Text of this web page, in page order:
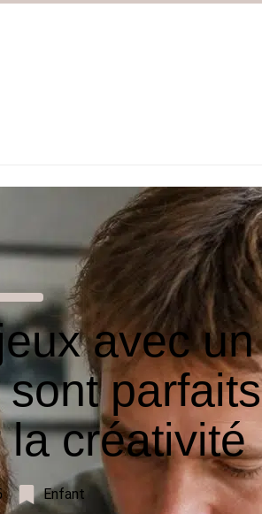
avec un
parfaits
créativité
Enfant